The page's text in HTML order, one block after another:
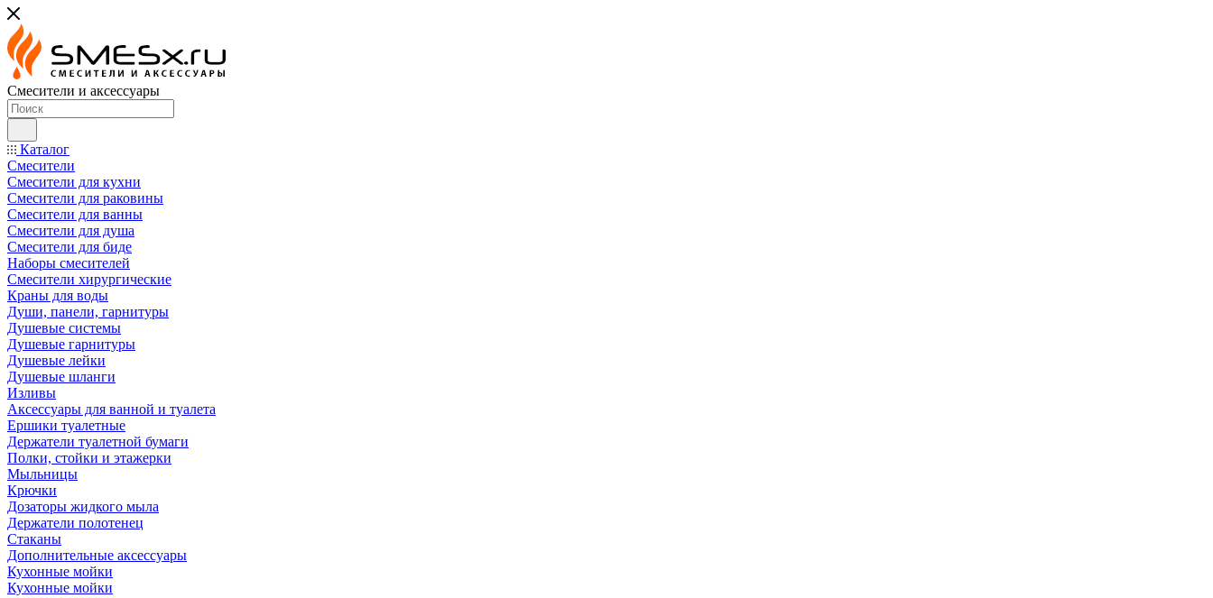
Смесители и аксессуары
Каталог
Смесители
Смесители для кухни
Смесители для раковины
Смесители для ванны
Смесители для душа
Смесители для биде
Наборы смесителей
Смесители хирургические
Краны для воды
Души, панели, гарнитуры
Душевые системы
Душевые гарнитуры
Душевые лейки
Душевые шланги
Изливы
Аксессуары для ванной и туалета
Ершики туалетные
Держатели туалетной бумаги
Полки, стойки и этажерки
Мыльницы
Крючки
Дозаторы жидкого мыла
Держатели полотенец
Стаканы
Дополнительные аксессуары
Кухонные мойки
Кухонные мойки